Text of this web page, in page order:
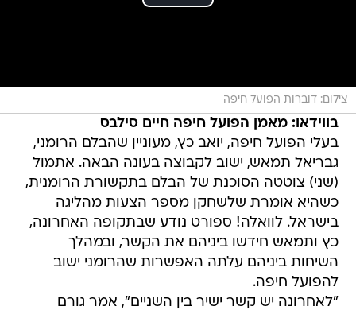
צילום: דוברות הפועל חיפה
בווידאו: מאמן הפועל חיפה חיים סילבס
בעלי הפועל חיפה, יואב כץ, מעוניין שהבלם הרומני,
גבריאל תמאש, ישוב לקבוצה בעונה הבאה. אתמול
(שני) צוטטה הסוכנת של הבלם בתקשורת הרומנית,
כשהיא אומרת שלשחקן מספר הצעות מהליגה
בישראל. לוואלה! ספורט נודע שבתקופה האחרונה,
כץ ותמאש חידשו ביניהם את הקשר, ובמהלך
השיחות ביניהם עלתה האפשרות שהרומני ישוב
להפועל חיפה.
"לאחרונה יש קשר ישיר בין השניים", אמר גורם